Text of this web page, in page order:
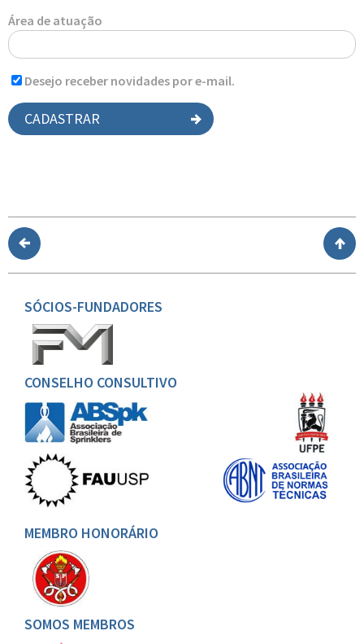
Área de atuação
Desejo receber novidades por e-mail.
CADASTRAR
SÓCIOS-FUNDADORES
CONSELHO CONSULTIVO
MEMBRO HONORÁRIO
SOMOS MEMBROS